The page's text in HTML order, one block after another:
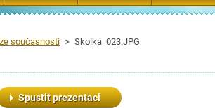
současnosti > Skolka_023.JPG
Spustit prezentaci